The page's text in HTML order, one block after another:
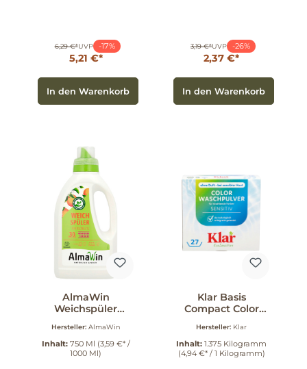
6,29 €*UVP -17%
5,21 €*
In den Warenkorb
3,19 €*UVP -26%
2,37 €*
In den Warenkorb
AlmaWin
Weichspüler
750 ml
Hersteller: AlmaWin
Inhalt: 750 Ml (3,59 €* /
1000 Ml)
Klar Basis
Compact Color
Hersteller: Klar
Inhalt: 1.375 Kilogramm
(4,94 €* / 1 Kilogramm)